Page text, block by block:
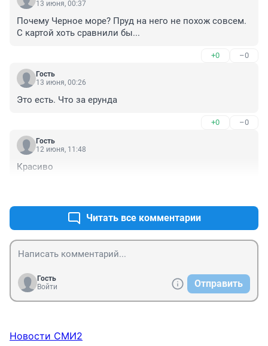
13 июня, 00:37
Почему Черное море? Пруд на него не похож совсем.
С картой хоть сравнили бы...
+0 –0
Гость
13 июня, 00:26
Это есть. Что за ерунда
+0 –0
Гость
12 июня, 11:48
Красиво
Читать все комментарии
Гость
Войти
Отправить
Новости СМИ2